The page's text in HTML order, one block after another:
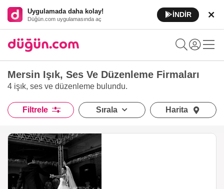
Uygulamada daha kolay!
Düğün.com uygulamasında aç
İNDİR
Mersin Işık, Ses Ve Düzenleme Firmaları
4 işık, ses ve düzenleme bulundu.
Filtrele Sırala Harita